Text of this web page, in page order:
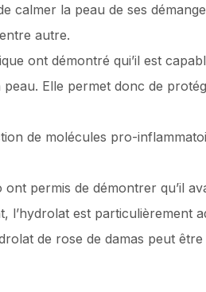
calmer la peau de ses
autre.
ont démontré qui’il est
Elle permet donc de
de molécules pro-
permis de démontrer qu’il
l’hydrolat est particulièrement
de rose de damas peut